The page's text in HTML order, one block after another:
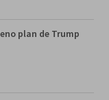
plan de Trump